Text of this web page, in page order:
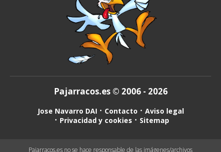
Pajarracos.es © 2006 - 2026
Jose Navarro DAI Contacto
Aviso legal
Privacidad y cookies
Sitemap
Pajarracos.es no se hace responsable de las imágenes/archivos